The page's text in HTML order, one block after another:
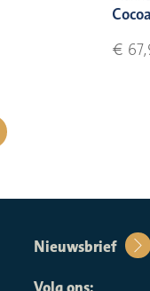
€
Nieuwsbrief
Volg ons: